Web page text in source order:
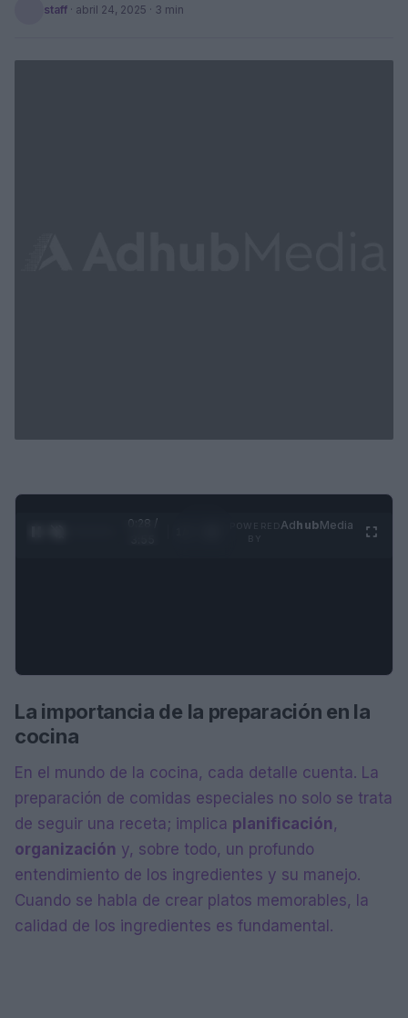
staff · abril 24, 2025 · 3 min
0:29 /
AdhubMedia
La importancia de la preparación en la
cocina
En el mundo de la cocina, cada detalle cuenta. La
preparación de comidas especiales no solo se trata
de seguir una receta; implica planificación,
organización y, sobre todo, un profundo
entendimiento de los ingredientes y su manejo.
Cuando se habla de crear platos memorables, la
calidad de los ingredientes es fundamental.